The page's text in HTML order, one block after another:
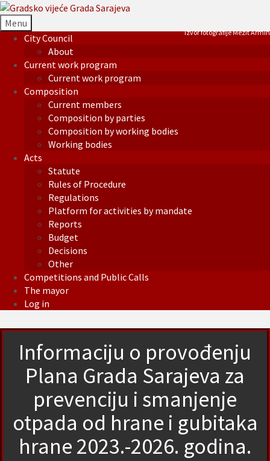
Menu
City Council
About
Current work program
Current work program
Composition
Current members
Composition by parties
Composition by working bodies
Working bodies
Acts
Statute
Rules of Procedure
Regulations
Platform for activities by mandate
Reports
Budget
Decisions
Other
Competitions and Public Calls
The mayor
Log in
Izvor fotografije Mezit Armin
Informaciju o provođenju
Plana Grada Sarajeva za
prevenciju i smanjenje
otpada od hrane i gubitaka
hrane 2023.-2026. godina.